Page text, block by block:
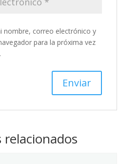
nombre, correo electrónico y
para la próxima vez
relacionados